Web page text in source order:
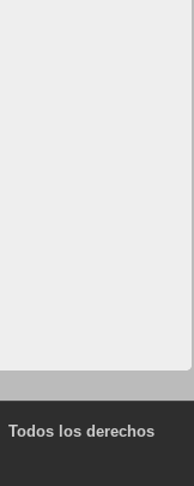
Todos los derechos